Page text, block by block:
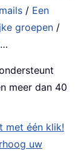
/ Een
groepen /
…
meer dan 40
met één klik!
uw